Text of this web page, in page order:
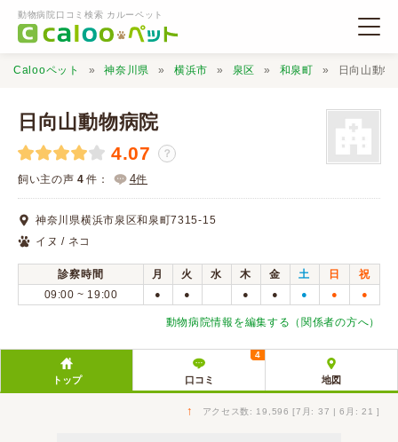
動物病院口コミ検索 カルーペット
動物病院検索
口コミ検索
Calooペットとは？
Calooペット 神奈川県 横浜市 泉区 和泉町 日向山動物
日向山動物病院
4.07 ？
飼い主の声 4 件： 4件
神奈川県横浜市泉区和泉町7315-15
イヌ / ネコ
診察時間 月 火 水 木 金 土 日
祝
09:00 ~ 19:00
● ● ● ● ● ● ●
動物病院情報を編集する（関係者の方へ）
トップ 口コミ
4
地図
↑ アクセス数: 19,596 [7月: 37 | 6月: 21 ]